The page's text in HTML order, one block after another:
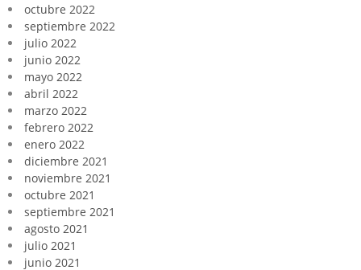
octubre 2022
septiembre 2022
julio 2022
junio 2022
mayo 2022
abril 2022
marzo 2022
febrero 2022
enero 2022
diciembre 2021
noviembre 2021
octubre 2021
septiembre 2021
agosto 2021
julio 2021
junio 2021